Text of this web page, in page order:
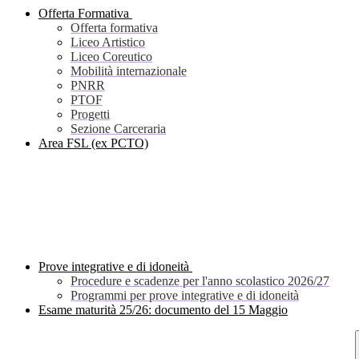
Offerta Formativa
Offerta formativa
Liceo Artistico
Liceo Coreutico
Mobilità internazionale
PNRR
PTOF
Progetti
Sezione Carceraria
Area FSL (ex PCTO)
Prove integrative e di idoneità
Procedure e scadenze per l'anno scolastico 2026/27
Programmi per prove integrative e di idoneità
Esame maturità 25/26: documento del 15 Maggio